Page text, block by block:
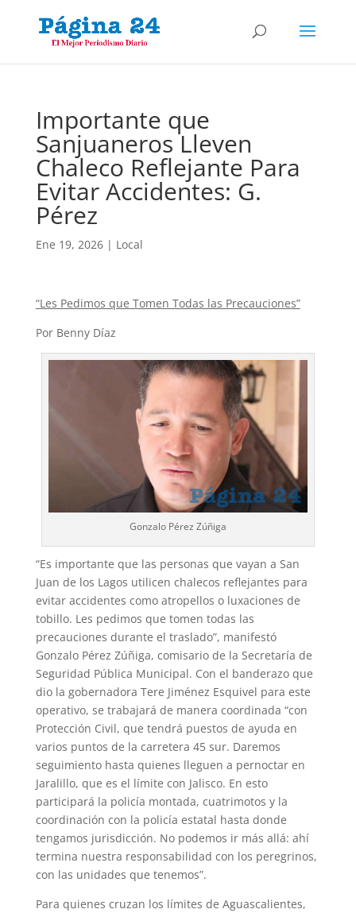
Importante que
Sanjuaneros Lleven
Chaleco Reflejante Para
Evitar Accidentes: G.
Pérez
Ene 19, 2026| Local
“Les Pedimos que Tomen Todas las Precauciones”
Por Benny Díaz
Gonzalo Pérez Zúñiga
“Es importante que las personas que vayan a San
Juan de los Lagos utilicen chalecos reflejantes para
evitar accidentes como atropellos o luxaciones de
tobillo. Les pedimos que tomen todas las
precauciones durante el traslado”, manifestó
Gonzalo Pérez Zúñiga, comisario de la Secretaría de
Seguridad Pública Municipal. Con el banderazo que
dio la gobernadora Tere Jiménez Esquivel para este
operativo, se trabajará de manera coordinada “con
Protección Civil, que tendrá puestos de ayuda en
varios puntos de la carretera 45 sur. Daremos
seguimiento hasta quienes lleguen a pernoctar en
Jaralillo, que es el límite con Jalisco. En esto
participará la policía montada, cuatrimotos y la
coordinación con la policía estatal hasta donde
tengamos jurisdicción. No podemos ir más allá: ahí
termina nuestra responsabilidad con los peregrinos,
con las unidades que tenemos”.
Para quienes cruzan los límites de Aguascalientes,